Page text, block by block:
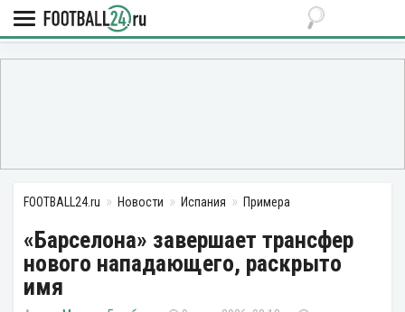
FOOTBALL24.ru Новости Испания Примера
«Барселона» завершает трансфер
нового нападающего, раскрыто
имя